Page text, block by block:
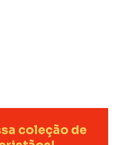
coleção de